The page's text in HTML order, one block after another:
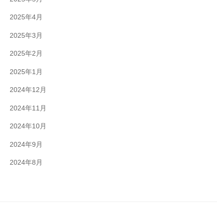
2025年4月
2025年3月
2025年2月
2025年1月
2024年12月
2024年11月
2024年10月
2024年9月
2024年8月